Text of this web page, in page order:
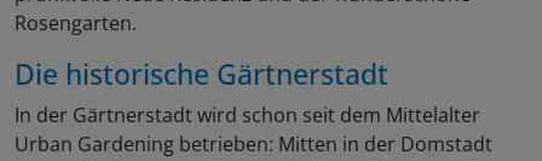
Rosengarten.
Die historische Gärtnerstadt
In der Gärtnerstadt wird schon seit dem Mittelalter
Urban Gardening betrieben: Mitten in der Domstadt